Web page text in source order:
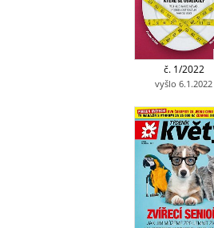
č. 1/2022
vyšlo 6.1.2022